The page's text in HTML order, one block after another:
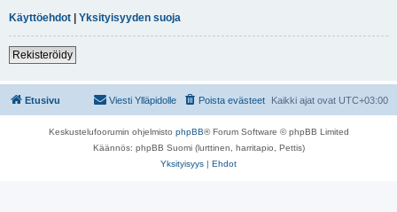
Käyttöehdot | Yksityisyyden suoja
Rekisteröidy
Etusivu Kaikki ajat ovat UTC+03:00
Poista evästeet
Viesti Ylläpidolle
Keskustelufoorumin ohjelmisto phpBB® Forum Software © phpBB Limited
Käännös: phpBB Suomi (lurttinen, harritapio, Pettis)
Yksityisyys | Ehdot